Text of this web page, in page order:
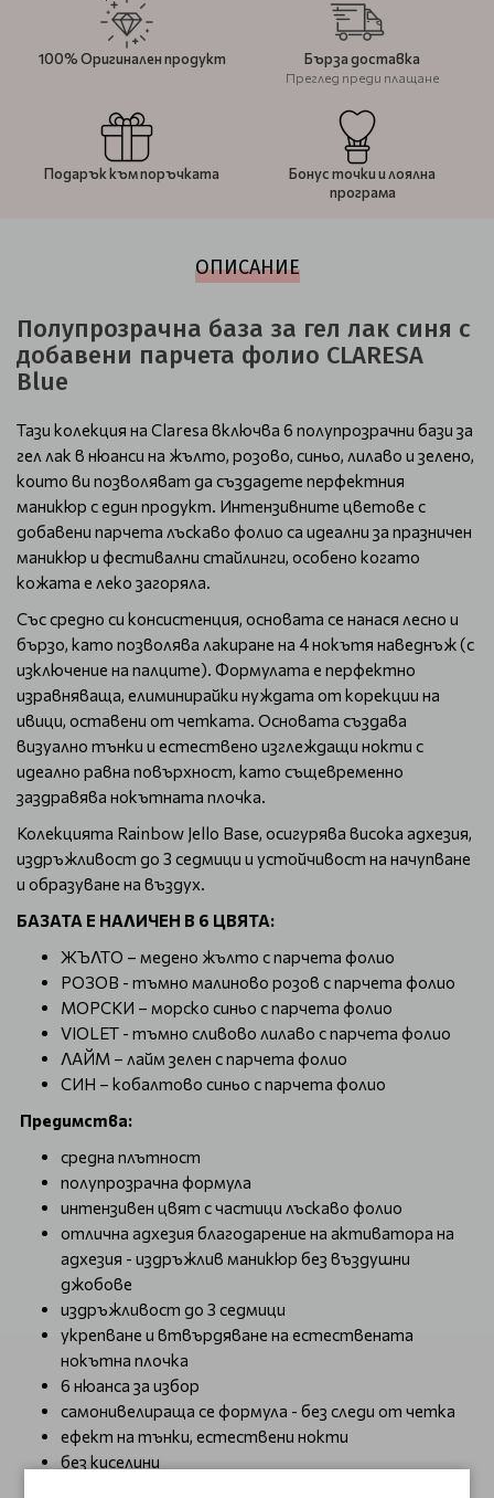
100% Оригинален продукт Бърза доставка
Преглед преди плащане
Подарък към поръчката
Бонус точки и лоялна
програма
ОПИСАНИЕ
Полупрозрачна база за гел лак синя с
добавени парчета фолио CLARESA
Blue
Тази колекция на Claresa включва 6 полупрозрачни бази за
гел лак в нюанси на жълто, розово, синьо, лилаво и зелено,
които ви позволяват да създадете перфектния
маникюр с един продукт. Интензивните цветове с
добавени парчета лъскаво фолио са идеални за празничен
маникюр и фестивални стайлинги, особено когато
кожата е леко загоряла.
Със средно си консистенция, основата се нанася лесно и
бързо, като позволява лакиране на 4 нокътя наведнъж (с
изключение на палците). Формулата е перфектно
изравняваща, елиминирайки нуждата от корекции на
ивици, оставени от четката. Основата създава
визуално тънки и естествено изглеждащи нокти с
идеално равна повърхност, като същевременно
заздравява нокътната плочка.
Колекцията Rainbow Jello Base, осигурява висока адхезия,
издръжливост до 3 седмици и устойчивост на начупване
и образуване на въздух.
БАЗАТА Е НАЛИЧЕН В 6 ЦВЯТА:
ЖЪЛТО – медено жълто с парчета фолио
РОЗОВ - тъмно малиново розов с парчета фолио
МОРСКИ – морско синьо с парчета фолио
VIOLET - тъмно сливово лилаво с парчета фолио
ЛАЙМ – лайм зелен с парчета фолио
СИН – кобалтово синьо с парчета фолио
Предимства:
средна плътност
полупрозрачна формула
интензивен цвят с частици лъскаво фолио
отлична адхезия благодарение на активатора на
адхезия - издръжлив маникюр без въздушни
джобове
издръжливост до 3 седмици
укрепване и втвърдяване на естествената
нокътна плочка
6 нюанса за избор
самонивелираща се формула - без следи от четка
ефект на тънки, естествени нокти
без киселини